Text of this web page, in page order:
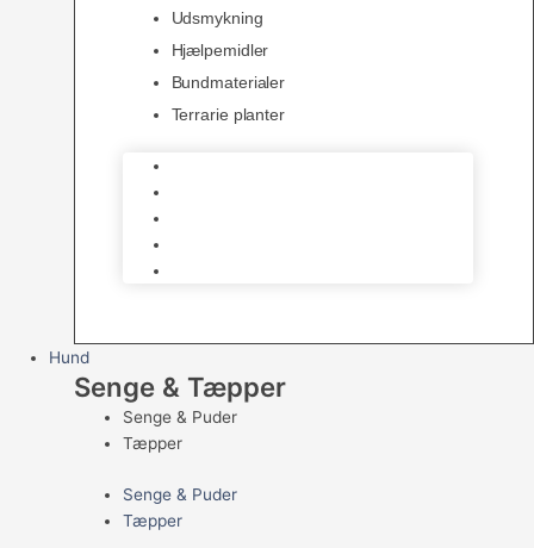
Udsmykning
Hjælpemidler
Bundmaterialer
Terrarie planter
Hund
Senge & Tæpper
Senge & Puder
Tæpper
Senge & Puder
Tæpper